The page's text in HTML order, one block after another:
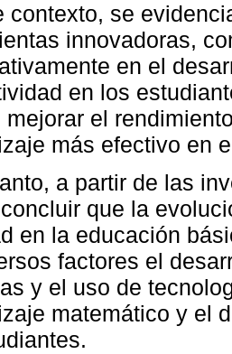
contexto, se
innovadoras,
en el
en los
mejorar el
más efectivo en
a partir de las
que la
en la educación
factores el
y el uso de
matemático y el